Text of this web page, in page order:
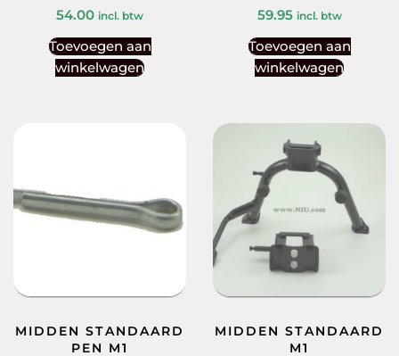
54.00 incl. btw
Toevoegen aan
winkelwagen
59.95 incl. btw
Toevoegen aan
winkelwagen
MIDDEN STANDAARD
PEN M1
MIDDEN STANDAARD
M1